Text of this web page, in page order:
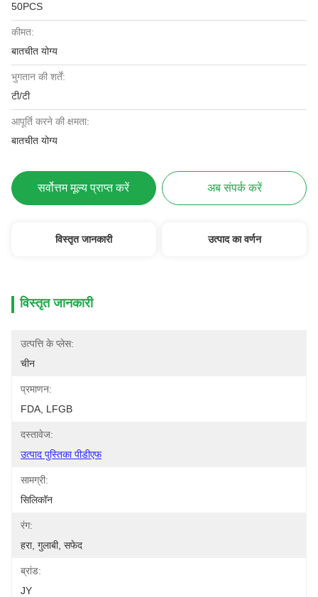
50PCS
कीमत:
बातचीत योग्य
भुगतान की शर्तें:
टी/टी
आपूर्ति करने की क्षमता:
बातचीत योग्य
सर्वोत्तम मूल्य प्राप्त करें अब संपर्क करें
विस्तृत जानकारी उत्पाद का वर्णन
विस्तृत जानकारी
उत्पत्ति के प्लेस:
चीन
प्रमाणन:
FDA, LFGB
दस्तावेज:
उत्पाद पुस्तिका पीडीएफ
सामग्री:
सिलिकॉन
रंग:
हरा, गुलाबी, सफेद
ब्रांड:
JY